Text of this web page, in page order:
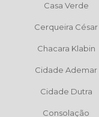
Casa Verde
Cerqueira César
Chacara Klabin
Cidade Ademar
Cidade Dutra
Consolação